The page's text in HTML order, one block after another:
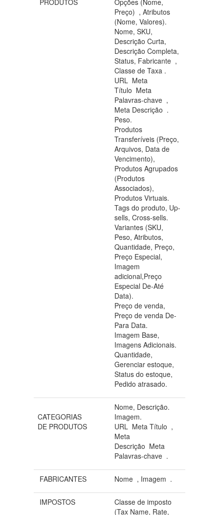
Preço) , Atributos
(Nome, Valores).
Nome, SKU,
Descrição Curta,
Descrição Completa,
Status, Fabricante ,
Classe de Taxa .
URL Meta
Título Meta
Palavras-chave ,
Meta Descrição .
Peso.
Produtos
Transferíveis (Preço,
Arquivos, Data de
Vencimento),
Produtos Agrupados
(Produtos
Associados),
Produtos Virtuais.
Tags do produto, Up-
sells, Cross-sells.
Variantes (SKU,
Peso, Atributos,
Quantidade, Preço,
Preço Especial,
Imagem
adicional,Preço
Especial De-Até
Data).
Preço de venda,
Preço de venda De-
Para Data.
Imagem Base,
Imagens Adicionais.
Quantidade,
Gerenciar estoque,
Status do estoque,
Pedido atrasado.
CATEGORIAS
DE PRODUTOS
Nome, Descrição.
Imagem.
URL Meta Título ,
Meta
Descrição Meta
Palavras-chave .
FABRICANTES Nome , Imagem .
IMPOSTOS
Classe de imposto
(Tax Name, Rate,